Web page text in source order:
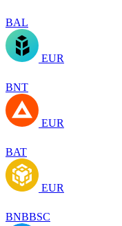
BAL
EUR
BNT
EUR
BAT
EUR
BNBBSC